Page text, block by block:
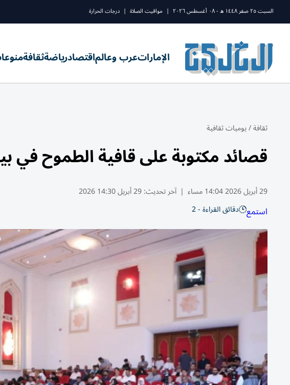
السبت ٢٥ صفر ١٤٤٨ ه - ٠٨ أغسطس ٢٠٢٦ | مواقيت الصلاة | درجات الحرارة
الإماراتعرب وعالماقتصادرياضةثقافة
ثقافة/يوميات ثقافية
قصائد مكتوبة على قافية الطموح في
29 أبريل 2026 14:04 مساء | آخر تحديث:29 أبريل 14:30 2026
استمع دقائق القراءة - 2